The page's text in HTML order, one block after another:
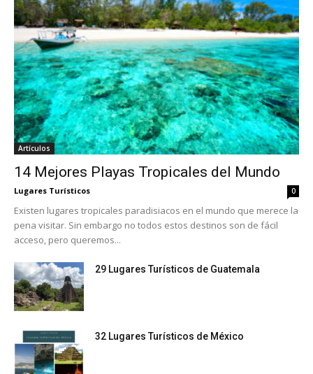
Artículos
14 Mejores Playas Tropicales del Mundo
Lugares Turísticos 0
Existen lugares tropicales paradisiacos en el mundo que merece la
pena visitar. Sin embargo no todos estos destinos son de fácil
acceso, pero queremos...
29 Lugares Turísticos de Guatemala
32 Lugares Turísticos de México